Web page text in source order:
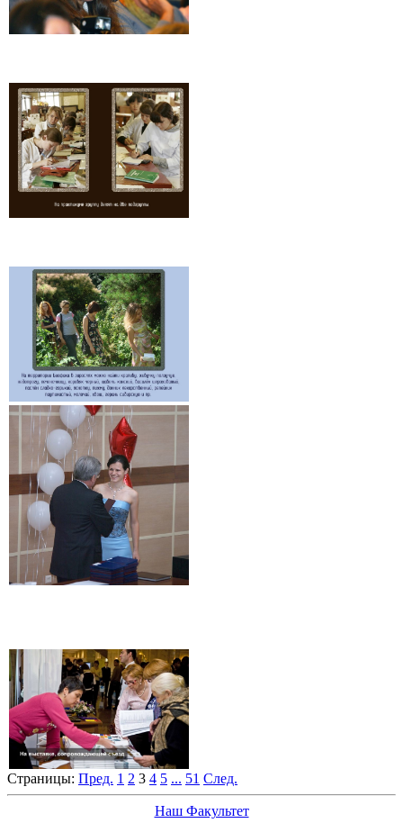
Страницы: Пред. 1 2 3 4 5 ... 51 След.
Наш Факультет